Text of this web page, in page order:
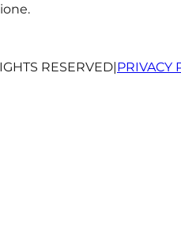
RESERVED|PRIVACY